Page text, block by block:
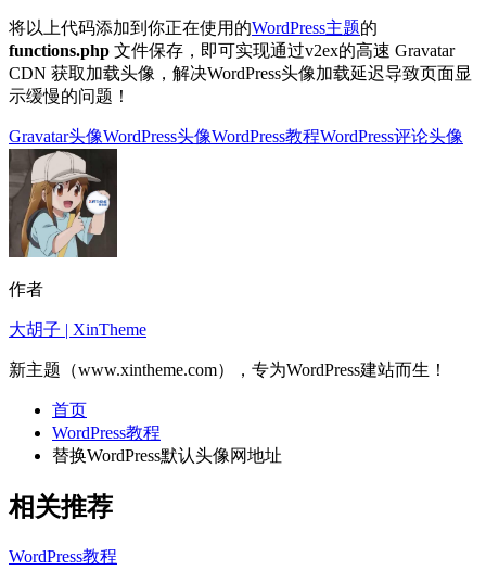
将以上代码添加到你正在使用的WordPress主题的
functions.php 文件保存，即可实现通过v2ex的高速 Gravatar
CDN 获取加载头像，解决WordPress头像加载延迟导致页面显
示缓慢的问题！
Gravatar头像WordPress头像WordPress教程WordPress评论头像
作者
大胡子 | XinTheme
新主题（www.xintheme.com），专为WordPress建站而生！
首页
WordPress教程
替换WordPress默认头像网地址
相关推荐
WordPress教程